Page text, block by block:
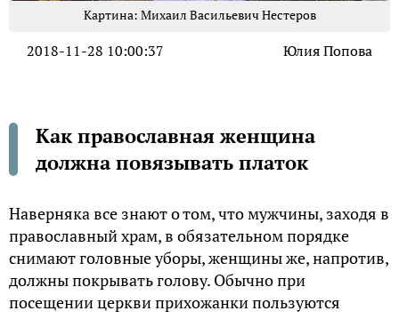
Картина: Михаил Васильевич Нестеров
2018-11-28 10:00:37 Юлия Попова
Как православная женщина
должна повязывать платок
Наверняка все знают о том, что мужчины, заходя в
православный храм, в обязательном порядке
снимают головные уборы, женщины же, напротив,
должны покрывать голову. Обычно при
посещении церкви прихожанки пользуются